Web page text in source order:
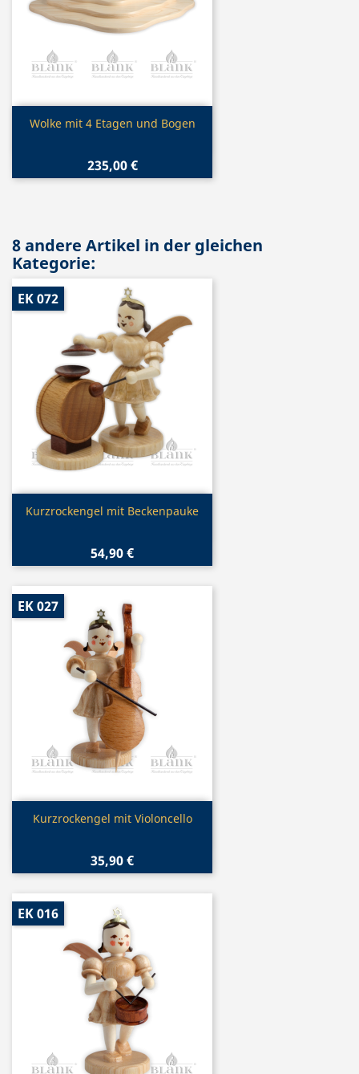
Vorschau
Wolke mit 4 Etagen und Bogen
235,00 €
8 andere Artikel in der gleichen
Kategorie:
Vorschau
Kurzrockengel mit Beckenpauke
54,90 €
EK 072
Vorschau
Kurzrockengel mit Violoncello
35,90 €
EK 027
EK 016